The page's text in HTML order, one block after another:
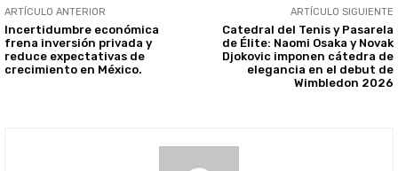
ARTÍCULO ANTERIOR
Incertidumbre económica
frena inversión privada y
reduce expectativas de
crecimiento en México.
ARTÍCULO SIGUIENTE
Catedral del Tenis y Pasarela
de Élite: Naomi Osaka y Novak
Djokovic imponen cátedra de
elegancia en el debut de
Wimbledon 2026